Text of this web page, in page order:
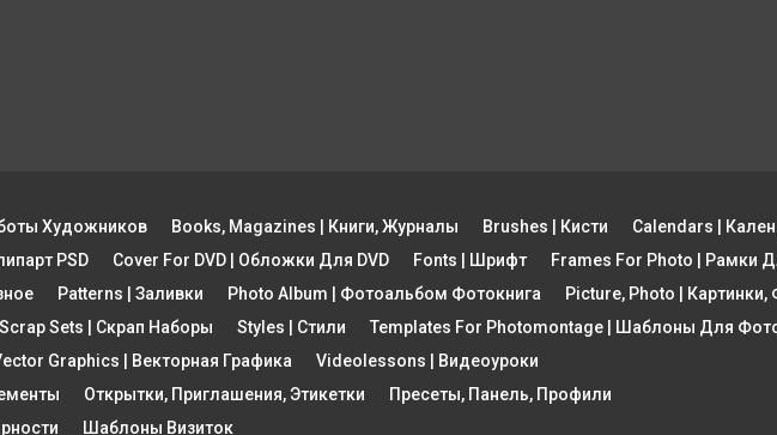
Художников Books, Magazines | Книги, Журналы Brushes | Кисти
Calendars |
PSD Cover For DVD | Обложки Для DVD Fonts | Шрифт
Frames For Photo | Рамки
Patterns | Заливки Photo Album | Фотоальбом Фотокнига
Picture, Photo | Картинки,
Scrap Sets | Скрап Наборы Styles | Стили
Templates For Photomontage | Шаблоны Для
Graphics | Векторная Графика
Videolessons | Видеоуроки
Открытки, Приглашения, Этикетки
Пресеты, Панель, Профили
Шаблоны Визиток